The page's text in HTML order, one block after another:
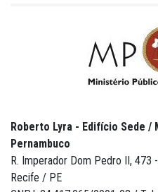
Roberto Lyra - Edifício Sede /
Pernambuco
R. Imperador Dom Pedro II, 473
Recife / PE